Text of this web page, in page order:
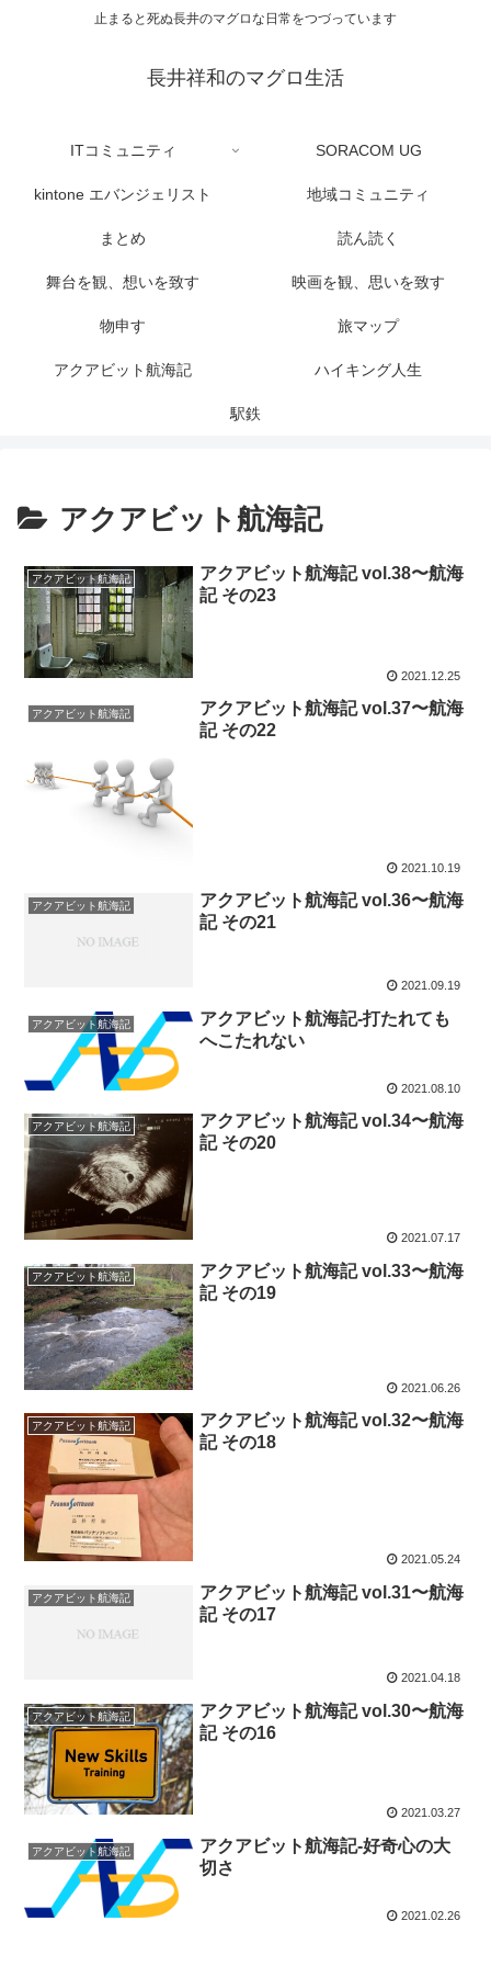
止まると死ぬ長井のマグロな日常をつづっています
長井祥和のマグロ生活
ITコミュニティ SORACOM UG
kintone エバンジェリスト 地域コミュニティ
まとめ 読ん読く
舞台を観、想いを致す 映画を観、思いを致す
物申す 旅マップ
アクアビット航海記 ハイキング人生
駅鉄
アクアビット航海記
アクアビット航海記
アクアビット航海記 vol.38〜航海
記 その23
2021.12.25
アクアビット航海記
アクアビット航海記 vol.37〜航海
記 その22
2021.10.19
アクアビット航海記
アクアビット航海記 vol.36〜航海
記 その21
2021.09.19
アクアビット航海記
アクアビット航海記-打たれても
へこたれない
2021.08.10
アクアビット航海記
アクアビット航海記 vol.34〜航海
記 その20
2021.07.17
アクアビット航海記
アクアビット航海記 vol.33〜航海
記 その19
2021.06.26
アクアビット航海記
アクアビット航海記 vol.32〜航海
記 その18
2021.05.24
アクアビット航海記
アクアビット航海記 vol.31〜航海
記 その17
2021.04.18
アクアビット航海記
アクアビット航海記 vol.30〜航海
記 その16
2021.03.27
アクアビット航海記
アクアビット航海記-好奇心の大
切さ
2021.02.26